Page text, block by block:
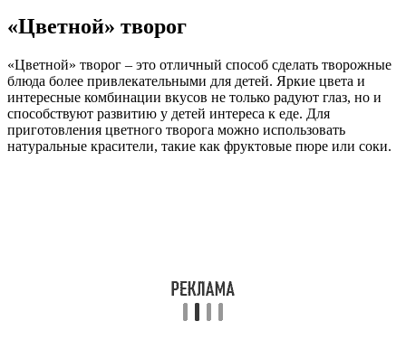
«Цветной» творог
«Цветной» творог – это отличный способ сделать творожные
блюда более привлекательными для детей. Яркие цвета и
интересные комбинации вкусов не только радуют глаз, но и
способствуют развитию у детей интереса к еде. Для
приготовления цветного творога можно использовать
натуральные красители, такие как фруктовые пюре или соки.